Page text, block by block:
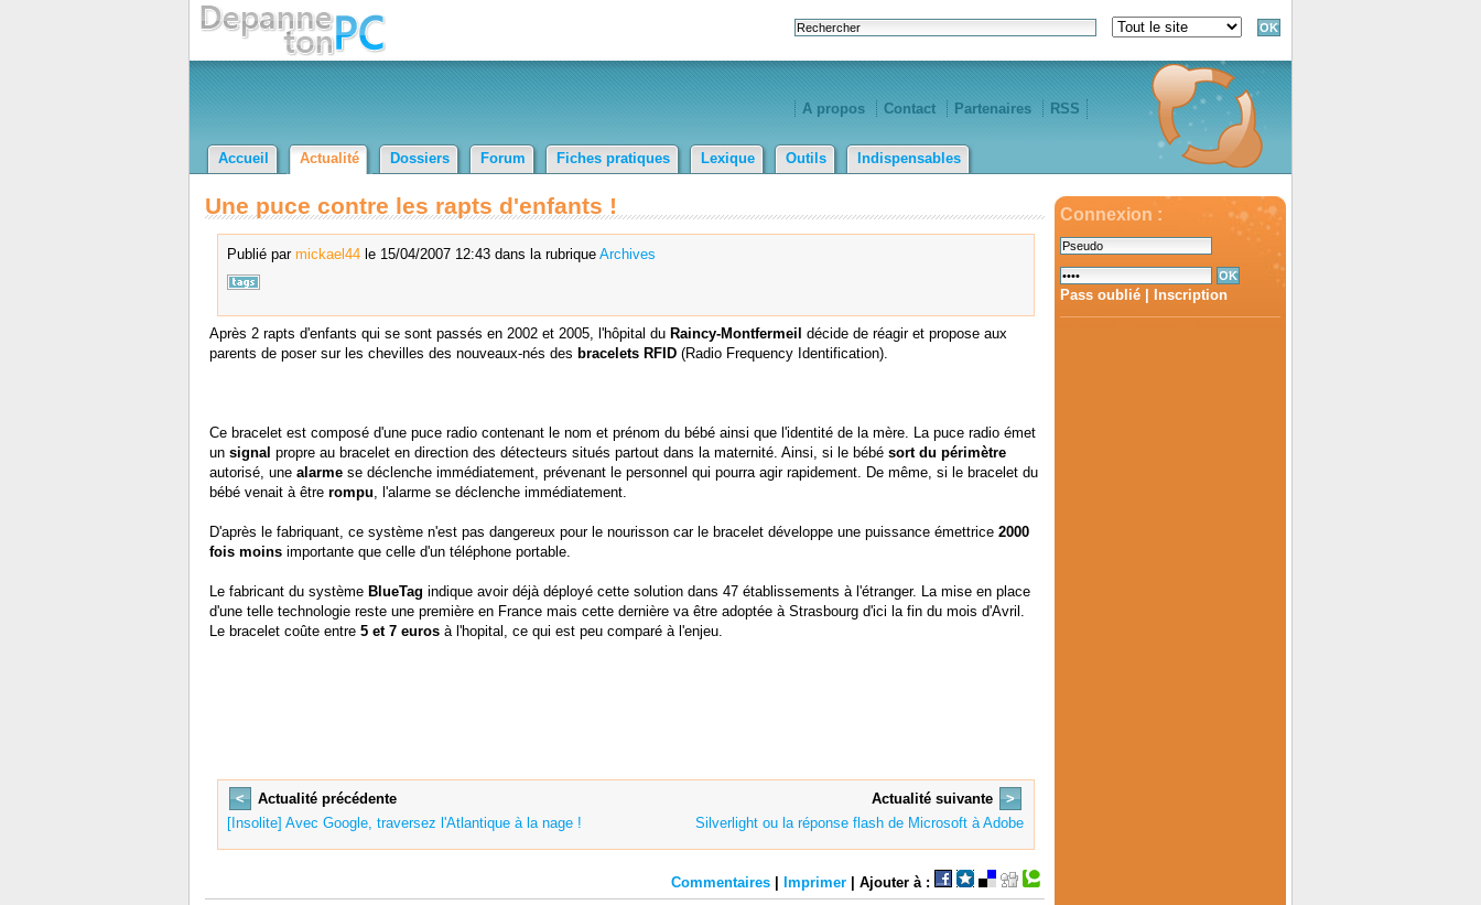
A propos Contact Partenaires RSS
Accueil Actualité Dossiers Forum Fiches pratiques Lexique Outils Indispensables
Connexion :
Pass oublié Inscription
Une puce contre les rapts d'enfants !
Publié par mickael44le 15/04/2007 12:43 dans la rubrique Archives
Après 2 rapts d'enfants qui se sont passés en 2002 et 2005, l'hôpital du Raincy-Montfermeil décide de réagir et propose aux
parents de poser sur les chevilles des nouveaux-nés des bracelets RFID(Radio Frequency Identification).
Ce bracelet est composé d'une puce radio contenant le nom et prénom du bébé ainsi que l'identité de la mère. La puce radio émet
un signal propre au bracelet en direction des détecteurs situés partout dans la maternité. Ainsi, si le bébé sort du périmètre
autorisé, une alarmese déclenche immédiatement, prévenant le personnel qui pourra agir rapidement. De même, si le bracelet du
bébé venait à être rompu, l'alarme se déclenche immédiatement.
D'après le fabriquant, ce système n'est pas dangereux pour le nourisson car le bracelet développe une puissance émettrice 2000
fois moinsimportante que celle d'un téléphone portable.
Le fabricant du système BlueTag indique avoir déjà déployé cette solution dans 47 établissements à l'étranger. La mise en place
d'une telle technologie reste une première en France mais cette dernière va être adoptée à Strasbourg d'ici la fin du mois d'Avril.
Le bracelet coûte entre 5 et 7 eurosà l'hopital, ce qui est peu comparé à l'enjeu.
<
Actualité précédente
[Insolite] Avec Google, traversez l'Atlantique à la nage !
Actualité suivante
>
Silverlight ou la réponse flash de Microsoft à Adobe
Commentaires |Imprimer | Ajouter à :